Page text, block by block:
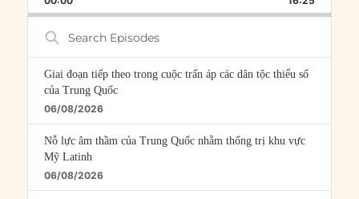
RATE
Search
Episodes
Giai đoạn tiếp theo trong cuộc trấn áp các dân tộc thiểu số
của Trung Quốc
06/08/2026
Nỗ lực âm thầm của Trung Quốc nhằm thống trị khu vực
Mỹ Latinh
06/08/2026